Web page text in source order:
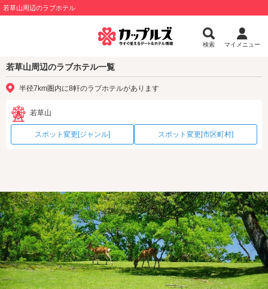
若草山周辺のラブホテル
検索 マイメニュー
若草山周辺のラブホテル一覧
半径7km圏内に8軒のラブホテルがあります
若草山
スポット変更[ジャンル] スポット変更[市区町村]